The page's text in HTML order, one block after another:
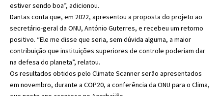
estiver sendo boa”, adicionou.
Dantas conta que, em 2022, apresentou a proposta do projeto ao
secretário-geral da ONU, António Guterres, e recebeu um retorno
positivo. “Ele me disse que seria, sem dúvida alguma, a maior
contribuição que instituições superiores de controle poderiam dar
na defesa do planeta”, relatou.
Os resultados obtidos pelo Climate Scanner serão apresentados
em novembro, durante a COP20, a conferência da ONU para o Clima,